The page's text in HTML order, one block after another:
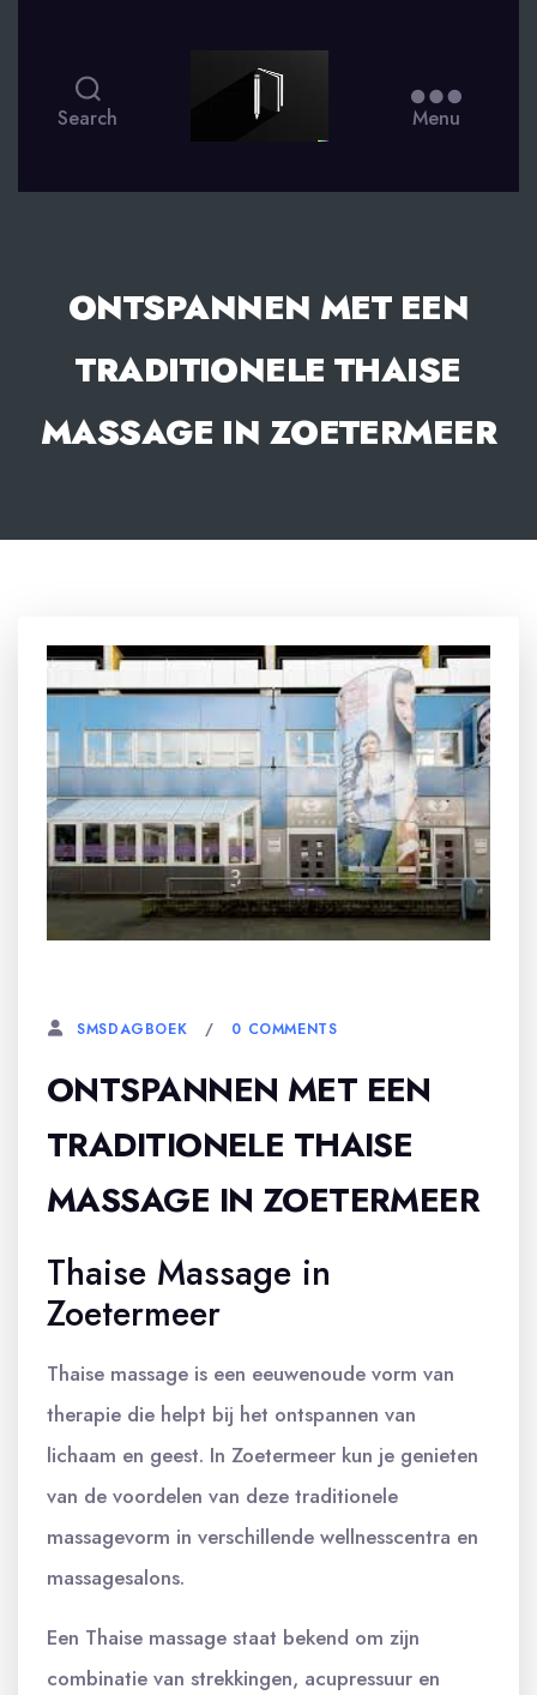
Search Menu
ONTSPANNEN MET EEN
TRADITIONELE THAISE
MASSAGE IN ZOETERMEER
SMSDAGBOEK 0 COMMENTS
ONTSPANNEN MET EEN
TRADITIONELE THAISE
MASSAGE IN ZOETERMEER
Thaise Massage in
Zoetermeer
Thaise massage is een eeuwenoude vorm van
therapie die helpt bij het ontspannen van
lichaam en geest. In Zoetermeer kun je genieten
van de voordelen van deze traditionele
massagevorm in verschillende wellnesscentra en
massagesalons.
Een Thaise massage staat bekend om zijn
combinatie van strekkingen, acupressuur en